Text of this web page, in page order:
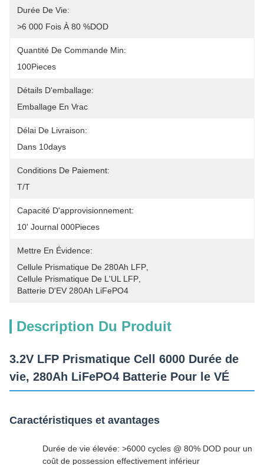
Durée De Vie:
>6 000 Fois À 80 %DOD
Quantité De Commande Min:
100Pieces
Détails D'emballage:
Emballage En Vrac
Délai De Livraison:
Dans 10days
Conditions De Paiement:
T/T
Capacité D'approvisionnement:
10' Journal 000Pieces
Mettre En Évidence:
Cellule Prismatique De 280Ah LFP
Cellule Prismatique De L'UL LFP
Batterie D'EV 280Ah LiFePO4
Description Du Produit
3.2V LFP Prismatique Cell 6000 Durée de
vie, 280Ah LiFePO4 Batterie Pour le VÉ
Caractéristiques et avantages
Durée de vie élevée: >6000 cycles @ 80% DOD pour un
coût de possession effectivement inférieur